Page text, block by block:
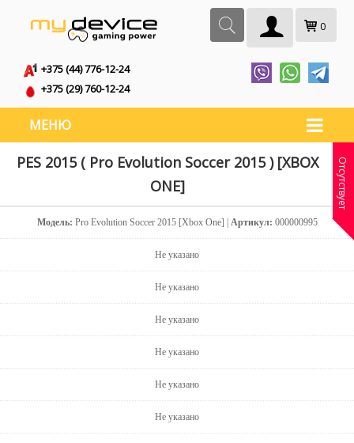
0
+375 (44) 776-12-24
+375 (29) 760-12-24
МЕНЮ
PES 2015 ( Pro Evolution Soccer 2015 ) [XBOX
ONE]
Модель: Pro Evolution Soccer 2015 [Xbox One] | Артикул: 000000995
Не указано
Не указано
Не указано
Не указано
Не указано
Не указано
Отсутствует